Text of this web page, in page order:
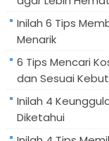
Inilah 6 Tips
Menarik
6 Tips Mencari
dan Sesuai
Inilah 4
Diketahui